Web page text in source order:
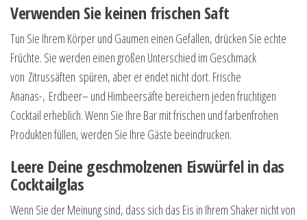
Verwenden Sie keinen frischen Saft
Tun Sie Ihrem Körper und Gaumen einen Gefallen, drücken Sie echte
Früchte. Sie werden einen großen Unterschied im Geschmack
von Zitrussäften spüren, aber er endet nicht dort. Frische
Ananas-, Erdbeer– und Himbeersäfte bereichern jeden fruchtigen
Cocktail erheblich. Wenn Sie Ihre Bar mit frischen und farbenfrohen
Produkten füllen, werden Sie Ihre Gäste beeindrucken.
Leere Deine geschmolzenen Eiswürfel in das
Cocktailglas
Wenn Sie der Meinung sind, dass sich das Eis in Ihrem Shaker nicht von